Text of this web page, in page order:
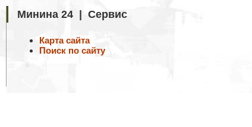
Минина 24 | Сервис
Карта сайта
Поиск по сайту